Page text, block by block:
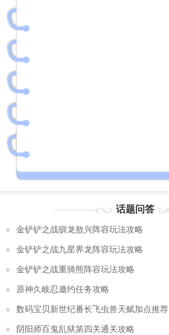
话题问答
金铲铲之战驯龙敖兴阵容玩法攻略
金铲铲之战九星界龙阵容玩法攻略
金铲铲之战重骑熊阵容玩法攻略
原神久岐忍邀约任务攻略
数码宝贝新世纪番长飞虫兽天赋加点推荐
阴阳师百鬼乱狱第四关通关攻略